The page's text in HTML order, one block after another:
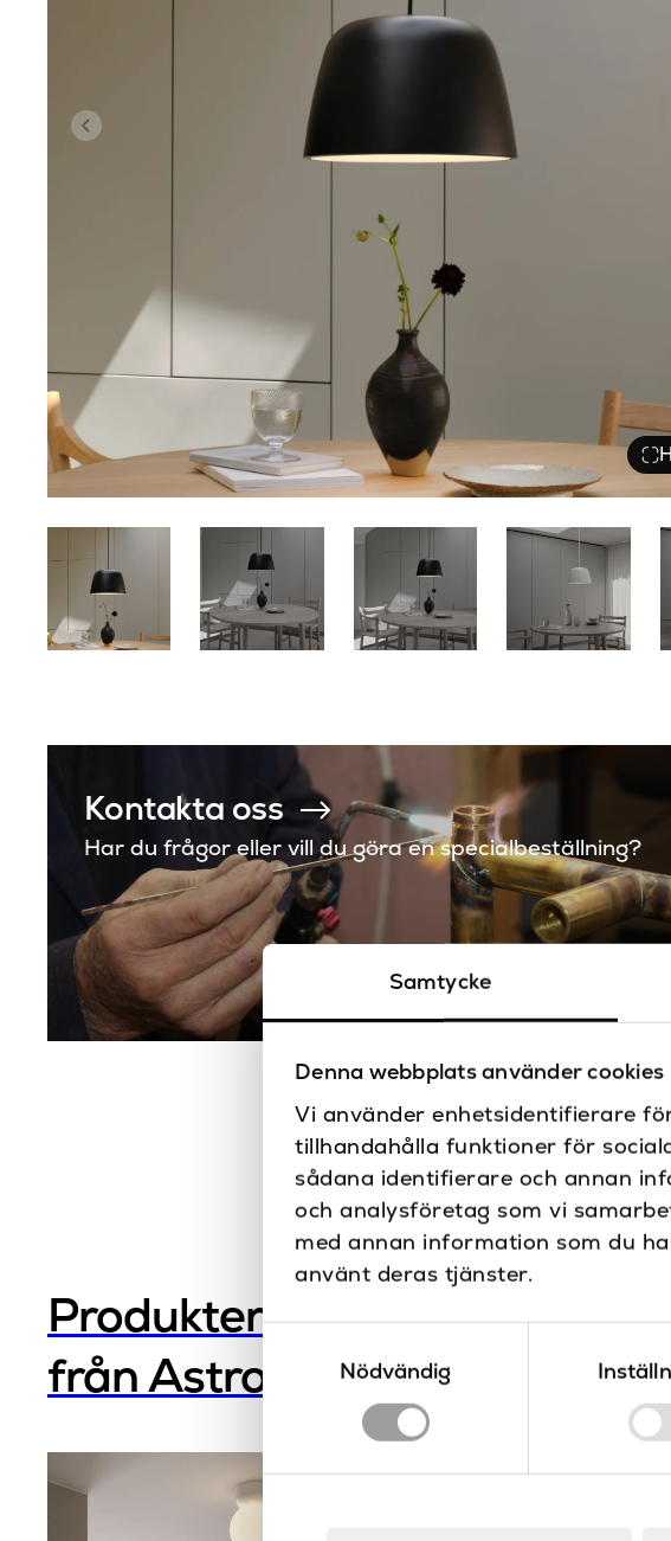
Samtycke
Denna webbplats använder cookies
Vi använder enhetsidentifierare
tillhandahålla funktioner för
sådana identifierare och annan
och analysföretag som vi
med annan information som du
använt deras tjänster.
Samtyckesval
Nödvändig
Kontakta oss
Har du frågor eller vill du göra en specialbeställning?
Produkter
från Astro